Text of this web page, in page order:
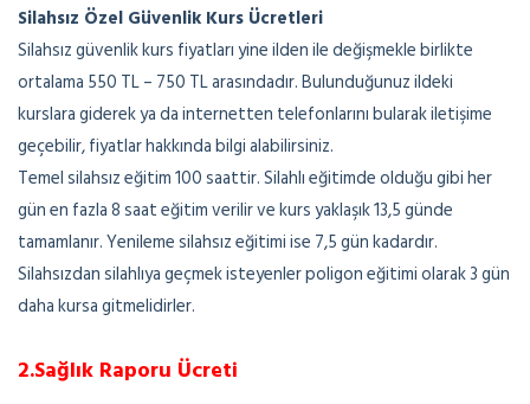
Silahsız Özel Güvenlik Kurs Ücretleri
Silahsız güvenlik kurs fiyatları yine ilden ile değişmekle birlikte
ortalama 550 TL – 750 TL arasındadır. Bulunduğunuz ildeki
kurslara giderek ya da internetten telefonlarını bularak iletişime
geçebilir, fiyatlar hakkında bilgi alabilirsiniz.
Temel silahsız eğitim 100 saattir. Silahlı eğitimde olduğu gibi her
gün en fazla 8 saat eğitim verilir ve kurs yaklaşık 13,5 günde
tamamlanır. Yenileme silahsız eğitimi ise 7,5 gün kadardır.
Silahsızdan silahlıya geçmek isteyenler poligon eğitimi olarak 3 gün
daha kursa gitmelidirler.
2.Sağlık Raporu Ücreti